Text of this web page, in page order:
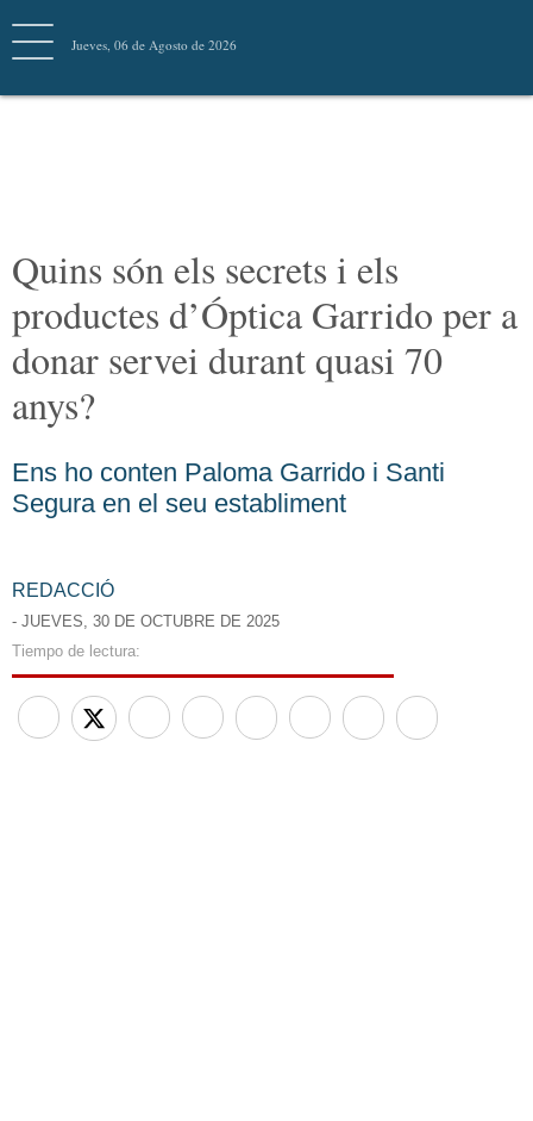
Quins són els secrets i els
productes d’Óptica Garrido
per a donar servei durant
quasi 70 anys?
Ens ho conten Paloma Garrido i Santi
Segura en el seu establiment
Tiempo de lectura: